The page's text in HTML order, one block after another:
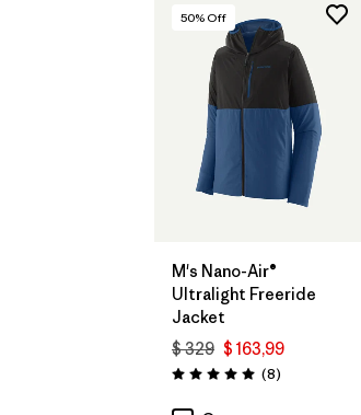
50% Off
M's Nano-Air®
Ultralight Freeride
Jacket
$ 329 $ 163,99
Valoración: 5.0 / 5
(8Comentarios
)